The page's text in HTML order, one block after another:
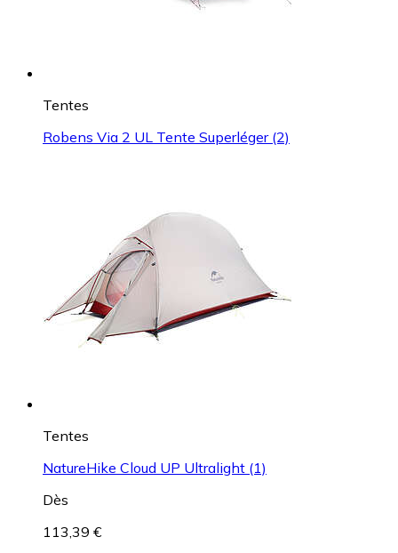
Tentes
Robens Via 2 UL Tente Superléger (2)
Tentes
NatureHike Cloud UP Ultralight (1)
Dès
113,39 €